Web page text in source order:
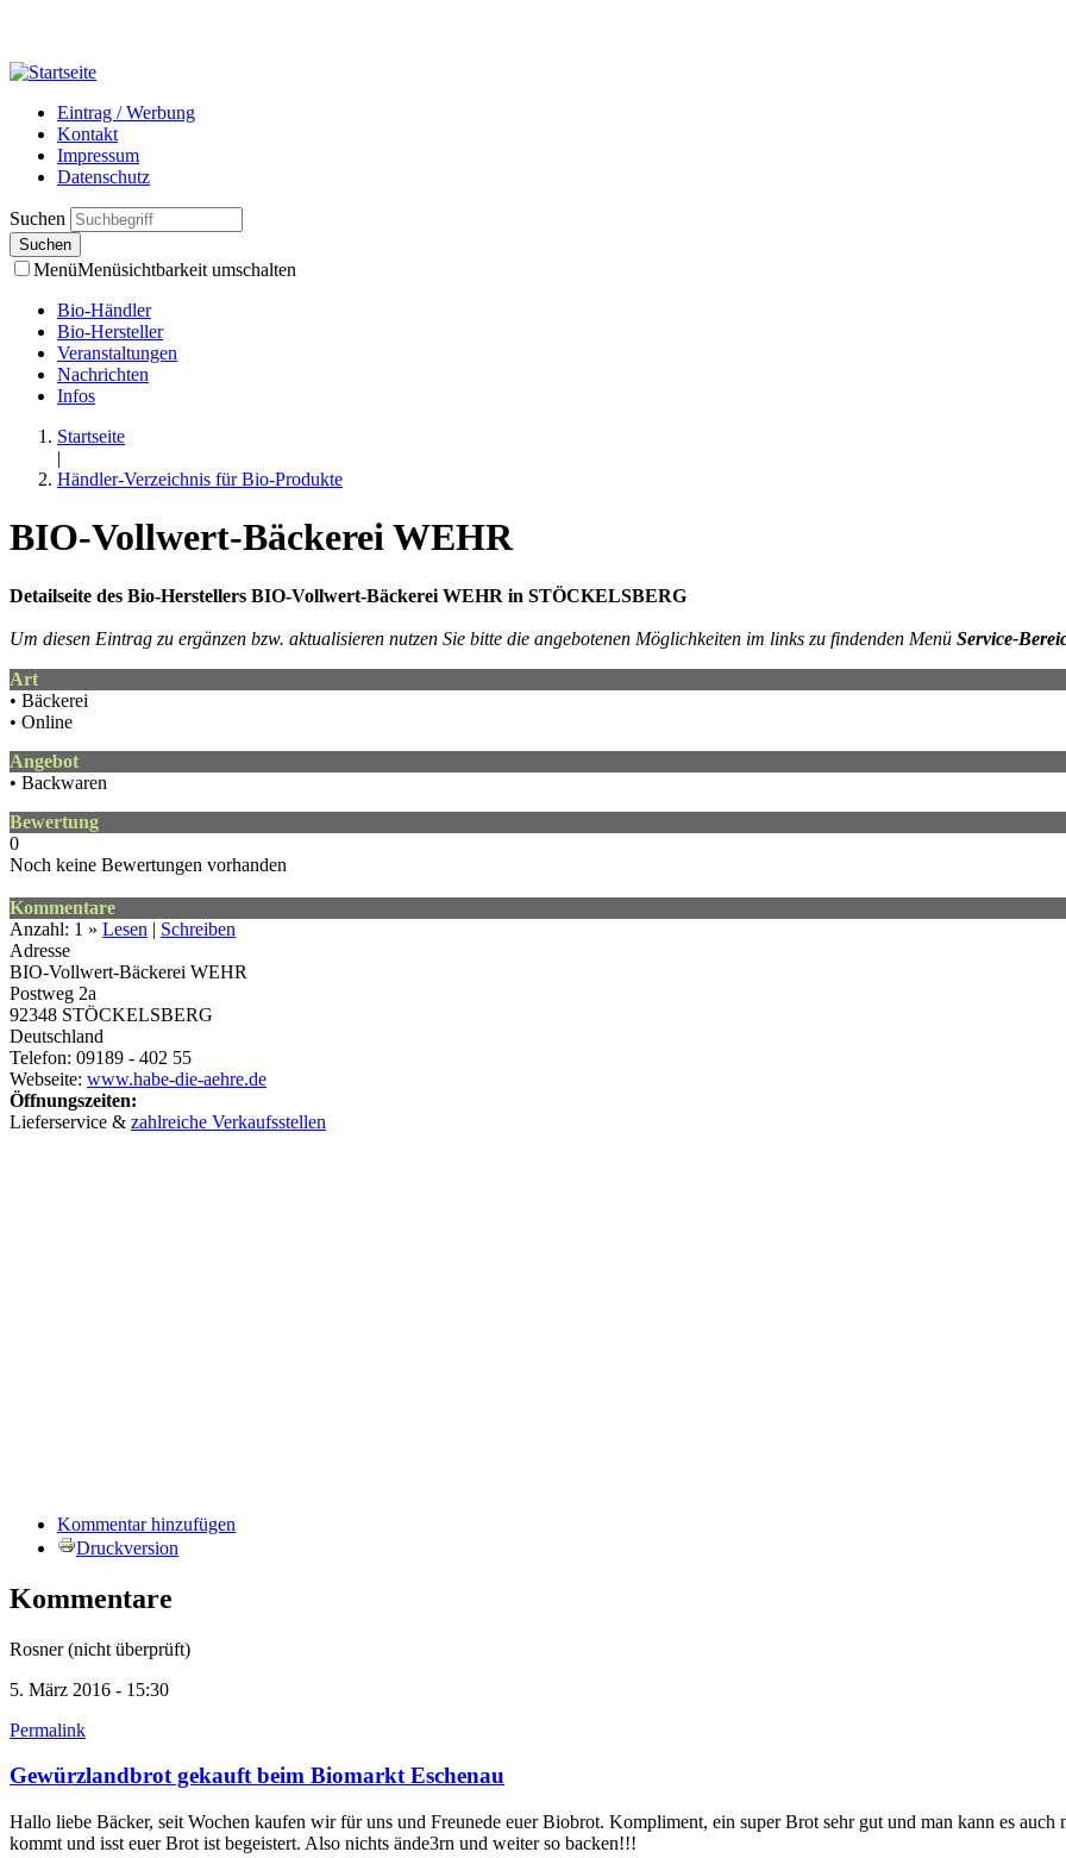
Eintrag / Werbung
Kontakt
Impressum
Datenschutz
Suchen
MenüMenüsichtbarkeit umschalten
Bio-Händler
Bio-Hersteller
Veranstaltungen
Nachrichten
Infos
Startseite
|
Händler-Verzeichnis für Bio-Produkte
BIO-Vollwert-Bäckerei WEHR
Detailseite des Bio-Herstellers BIO-Vollwert-Bäckerei WEHR in STÖCKELSBERG
Um diesen Eintrag zu ergänzen bzw. aktualisieren nutzen Sie bitte die angebotenen Möglichkeiten im links zu findenden Menü Service-
Art
• Bäckerei
• Online
Angebot
• Backwaren
Bewertung
0
Noch keine Bewertungen vorhanden
Kommentare
Anzahl: 1 » Lesen | Schreiben
Adresse
BIO-Vollwert-Bäckerei WEHR
Postweg 2a
92348 STÖCKELSBERG
Deutschland
Telefon: 09189 - 402 55
Webseite: www.habe-die-aehre.de
Öffnungszeiten:
Lieferservice & zahlreiche Verkaufsstellen
Kommentar hinzufügen
Druckversion
Kommentare
Rosner (nicht überprüft)
5. März 2016 - 15:30
Permalink
Gewürzlandbrot gekauft beim Biomarkt Eschenau
Hallo liebe Bäcker, seit Wochen kaufen wir für uns und Freunede euer Biobrot. Kompliment, ein super Brot sehr gut und man kann es auch
kommt und isst euer Brot ist begeistert. Also nichts ände3rn und weiter so backen!!!